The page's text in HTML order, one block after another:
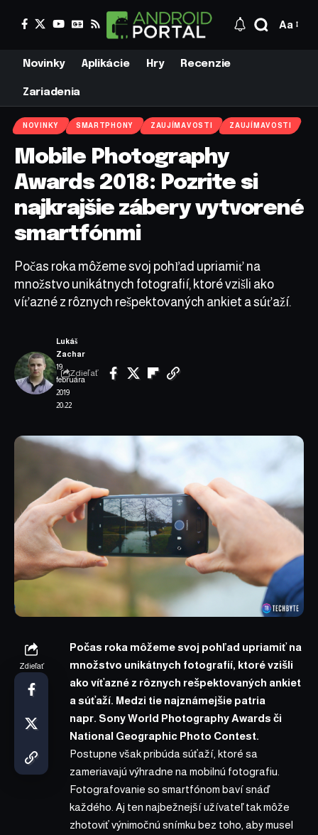
Aa
Novinky Aplikácie Hry Recenzie
Zariadenia
NOVINKY SMARTPHONY ZAUJÍMAVOSTI ZAUJÍMAVOSTI
Mobile Photography
Awards 2018: Pozrite si
najkrajšie zábery vytvorené
smartfónmi
Počas roka môžeme svoj pohľad upriamiť na
množstvo unikátnych fotografií, ktoré vzišli ako
víťazné z rôznych rešpektovaných ankiet a súťaží.
19.
februára
2019
20:22
Lukáš
Zachar
Zdieľať
Zdieľať
Počas roka môžeme svoj pohľad upriamiť na
množstvo unikátnych fotografií, ktoré vzišli
ako víťazné z rôznych rešpektovaných ankiet
a súťaží. Medzi tie najznámejšie patria
napr. Sony World Photography Awards či
National Geographic Photo Contest.
Postupne však pribúda súťaží, ktoré sa
zameriavajú výhradne na mobilnú fotografiu.
Fotografovanie so smartfónom baví snáď
každého. Aj ten najbežnejší užívateľ tak môže
zhotoviť výnimočnú snímku bez toho, aby musel